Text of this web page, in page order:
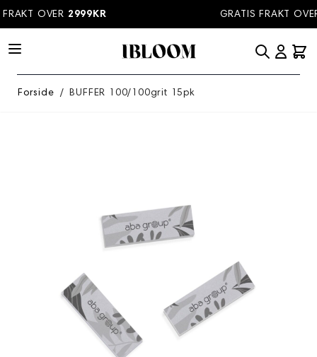
Hopp til innhold
OVER2999KR GRATIS FRAKT OVER
Forside / BUFFER 100/100grit 15pk